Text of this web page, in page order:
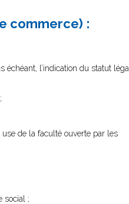
commerce) :
échéant, l’indication du statut légal
de la faculté ouverte par les
social ;